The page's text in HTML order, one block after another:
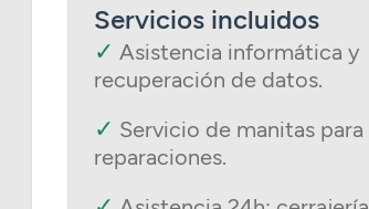
Servicios incluidos
✓ Asistencia informática y
recuperación de datos.
✓ Servicio de manitas para
reparaciones.